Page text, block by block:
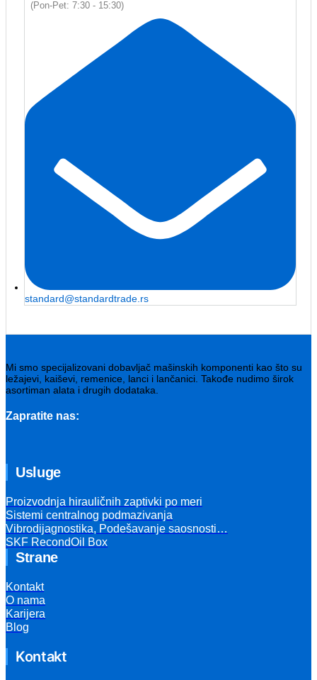
(Pon-Pet: 7:30 - 15:30)
standard@standardtrade.rs
Mi smo specijalizovani dobavljač mašinskih komponenti kao što su
ležajevi, kaiševi, remenice, lanci i lančanici. Takođe nudimo širok
asortiman alata i drugih dodataka.
Zapratite nas:
Usluge
Proizvodnja hirauličnih zaptivki po meri
Sistemi centralnog podmazivanja
Vibrodijagnostika, Podešavanje saosnosti…
SKF RecondOil Box
Strane
Kontakt
O nama
Karijera
Blog
Kontakt